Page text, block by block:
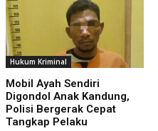
Hukum Kriminal
Mobil Ayah Sendiri
Digondol Anak Kandung,
Polisi Bergerak Cepat
Tangkap Pelaku